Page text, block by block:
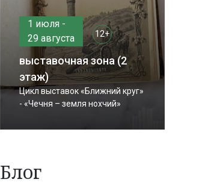
1 июля -
29 августа
12+
выставочная зона (2
этаж)
Цикл выставок «Ближний круг»
- «Чечня – земля нохчий»
Блог